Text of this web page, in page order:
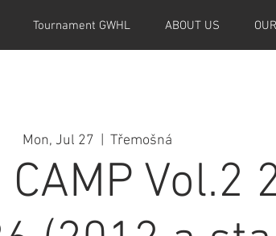
Tournament GWHL ABOUT US
Mon, Jul 27 Třemošná
CAMP Vol.2